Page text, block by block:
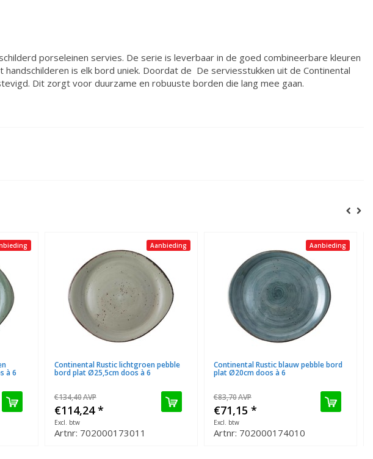
porseleinen servies. De serie is leverbaar in de goed combineerbare kleuren
is elk bord uniek. Doordat de De serviesstukken uit de Continental
Dit zorgt voor duurzame en robuuste borden die lang mee gaan.
à 6
Aanbieding
Continental Rustic lichtgroen pebble
bord plat Ø25,5cm doos à 6
€134,40AVP
€114,24*
Excl. btw
Artnr: 702000173011
Aanbieding
Continental Rustic blauw pebble bord
plat Ø20cm doos à 6
€83,70AVP
€71,15 *
Excl. btw
Artnr: 702000174010